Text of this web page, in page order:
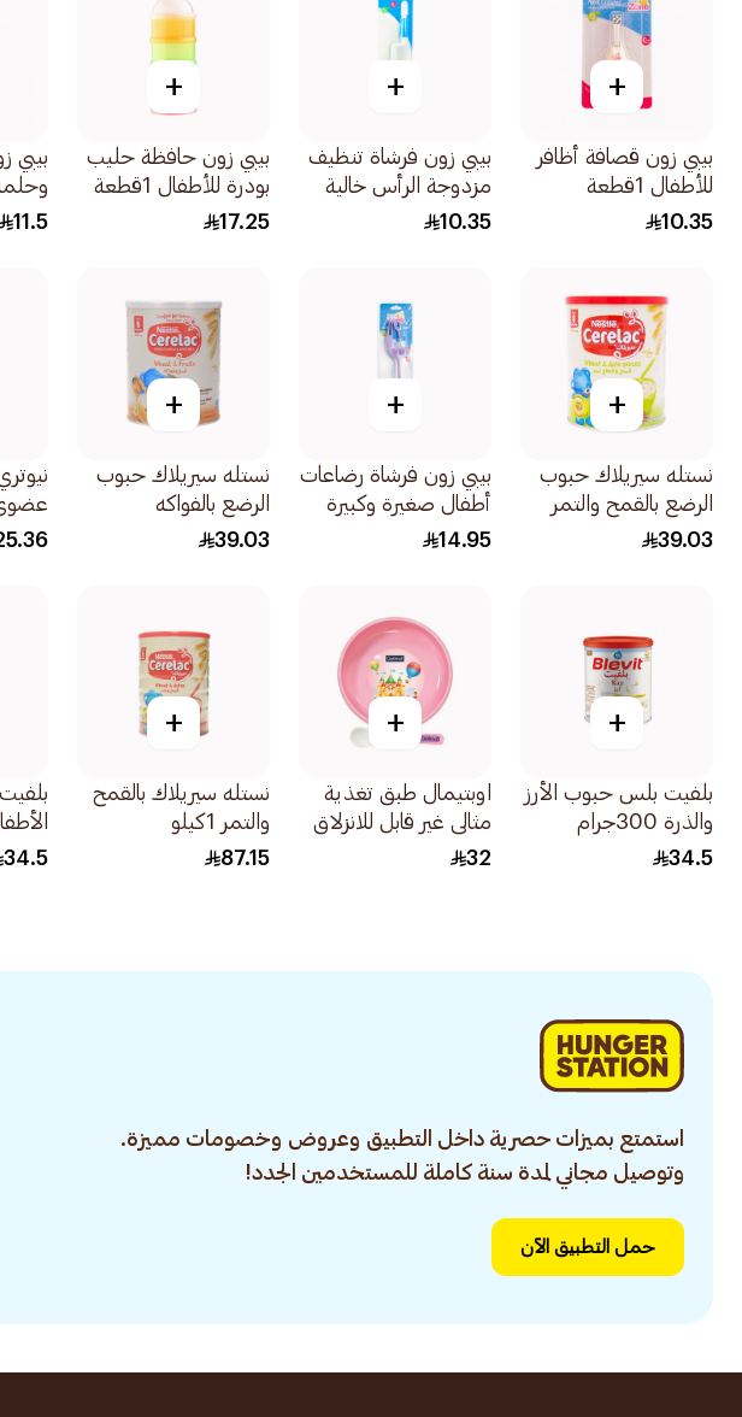
+
بيبي زون قصافة أظافر
للأطفال 1قطعة
10.35
+
بيبي زون فرشاة تنظيف
مزدوجة الرأس خالية
من بي اف ايه 1قطعة
10.35
+
بيبي زون حافظة حليب
بودرة للأطفال 1قطعة
17.25
بيبي
وحلمة
11.5
+
نستله سيريلاك حبوب
الرضع بالقمح والتمر
400جرام
39.03
+
بيبي زون فرشاة رضاعات
أطفال صغيرة وكبيرة
1قطعة
14.95
+
نستله سيريلاك حبوب
الرضع بالفواكه
400جرام
39.03
ولبن +6اشهر
+
بلفيت بلس حبوب الأرز
والذرة 300جرام
34.5
+
اوبتيمال طبق تغذية
مثالي غير قابل للانزلاق
مع ملعقة ذات طرف
32
+
نستله سيريلاك بالقمح
والتمر 1كيلو
87.15
اللذيذة
34.5
استمتع بميزات حصرية داخل التطبيق وعروض وخصومات مميزة.
وتوصيل مجاني لمدة سنة كاملة للمستخدمين الجدد!
حمل التطبيق الآن